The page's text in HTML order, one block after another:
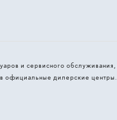
и сервисного
дилерские